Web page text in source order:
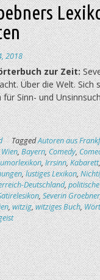
2018
zur Zeit:
Über die Welt. Sich
Sinn- und
TaggedAutoren aus
,Bayern,Comedy,
,Irrsinn,Kabarett
,lustiges Lexikon,
Deutschland,
,Severin Groebner
,witzig,witziges Buch,